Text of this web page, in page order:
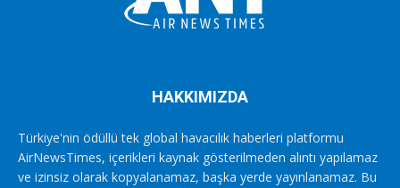
HAKKIMIZDA
Türkiye'nin ödüllü tek global havacılık haberleri platformu
AirNewsTimes, içerikleri kaynak gösterilmeden alıntı yapılamaz
ve izinsiz olarak kopyalanamaz, başka yerde yayınlanamaz. Bu